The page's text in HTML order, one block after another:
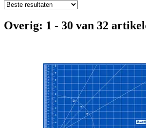
Overig: 1 - 30 van 32